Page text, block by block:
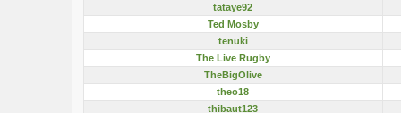
tataye92
Ted Mosby
tenuki
The Live Rugby
TheBigOlive
theo18
thibaut123